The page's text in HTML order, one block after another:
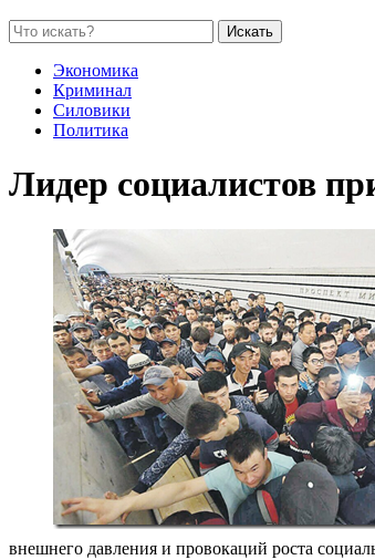
Искать
Экономика
Криминал
Силовики
Политика
Лидер социалистов
внешнего давления и провокаций роста